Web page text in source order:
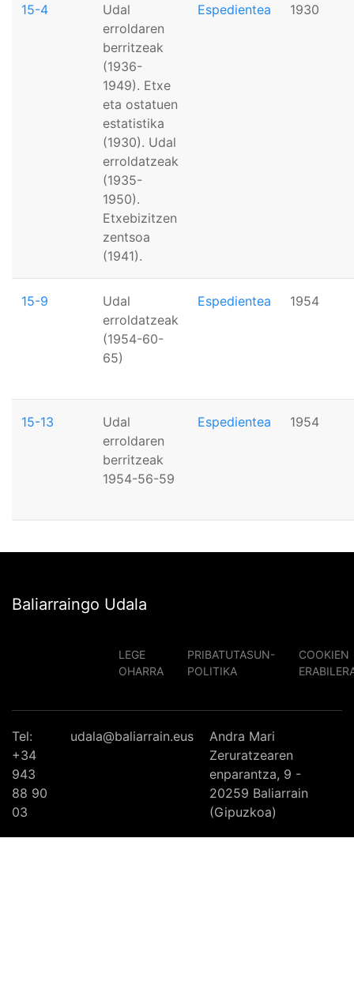
15-4
Udal
erroldaren
berritzeak
(1936-
1949). Etxe
eta ostatuen
estatistika
(1930). Udal
erroldatzeak
(1935-
1950).
Etxebizitzen
zentsoa
(1941).
Espedientea 1930
15-9
Udal
erroldatzeak
(1954-60-
65)
Espedientea 1954
15-13
Udal
erroldaren
berritzeak
1954-56-59
Espedientea 1954
Baliarraingo Udala
LEGE
OHARRA
PRIBATUTASUN-
POLITIKA
COOKIEN
Tel:
+34
943
88 90
03
udala@baliarrain.eus
Andra Mari
Zeruratzearen
enparantza, 9 -
20259 Baliarrain
(Gipuzkoa)